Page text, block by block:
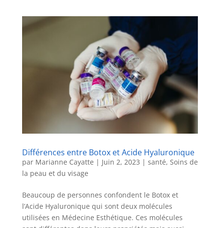
Différences entre Botox et Acide Hyaluronique
par Marianne Cayatte | Juin 2, 2023 | santé, Soins de
la peau et du visage
Beaucoup de personnes confondent le Botox et
l’Acide Hyaluronique qui sont deux molécules
utilisées en Médecine Esthétique. Ces molécules